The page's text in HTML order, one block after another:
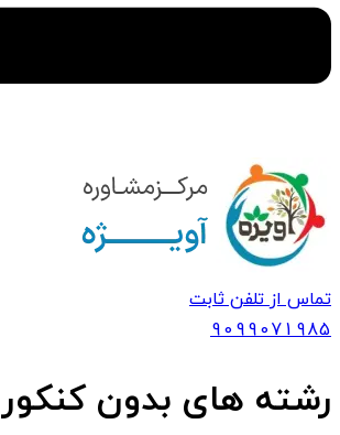
تماس از تلفن ثابت
9099071985
رشته های بدون کنکور